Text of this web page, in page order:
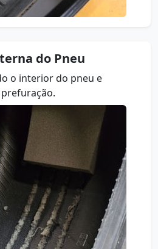
do Pneu
o interior do pneu e